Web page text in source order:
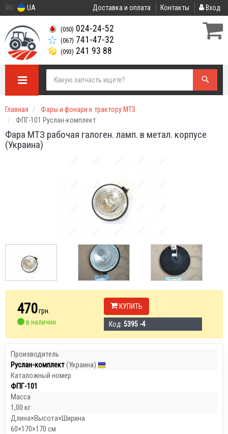
RU UA Доставка и оплата Контакты Вход
(050) 024-24-52
(067) 741-47-32
(093) 241 93 88
Главная
Фары и фонари к трактору МТЗ
ФПГ-101 Руслан-комплект
Фара МТЗ рабочая галоген. ламп. в метал. корпусе
(Украина)
470грн.
в наличии
КУПИТЬ
Код: 5395 -4
Производитель
Руслан-комплект(Украина)
Каталожный номер
ФПГ-101
Масса
1,00 кг
Длина×Высота×Ширина
60×170×170 см